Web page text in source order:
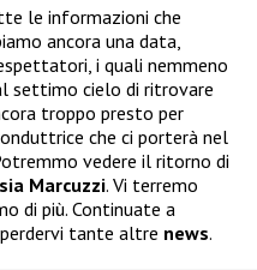
le informazioni che
ancora una data,
i quali nemmeno
settimo cielo di ritrovare
troppo presto per
che ci porterà nel
vedere il ritorno di
Marcuzzi. Vi terremo
di più. Continuate a
tante altre news.